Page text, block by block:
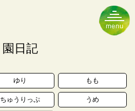
園のこと
園日記
ゆり もも
ちゅうりっぷ うめ